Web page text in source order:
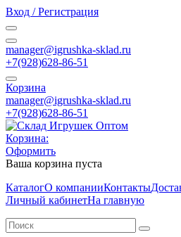
Вход / Регистрация
manager@igrushka-sklad.ru
+7(928)628-86-51
Корзина
manager@igrushka-sklad.ru
+7(928)628-86-51
Корзина:
Оформить
Ваша корзина пуста
КаталогО компанииКонтакты
Личный кабинетНа главную